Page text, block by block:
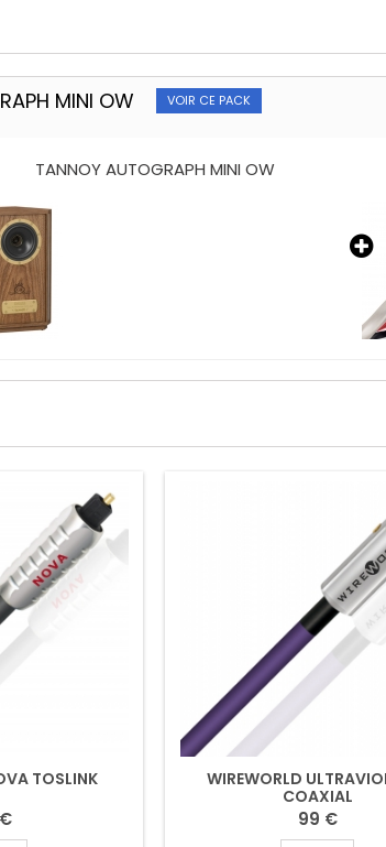
MINI OW VOIR CE PACK
TANNOY AUTOGRAPH MINI OW
TOSLINK
WIREWORLD
COAXIAL
99 €